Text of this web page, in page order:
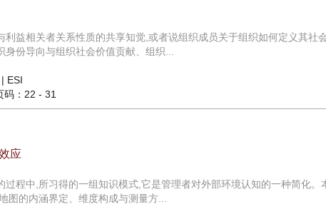
益相关者关系性质的共享知觉,或者说组织成员关于组织如何定义其社
份导向与组织社会价值贡献、组织...
ESI
码：22 - 31
应
程中,所习得的一组知识模式,它是管理者对外部环境认知的一种简化。
图的内涵界定、维度构成与测量方...